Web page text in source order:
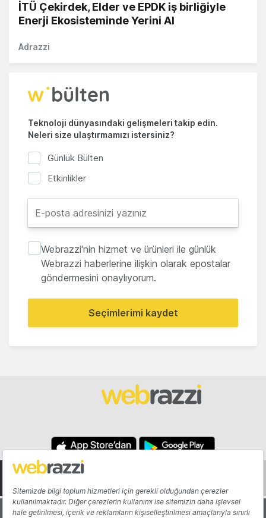
İTÜ Çekirdek, Elder ve EPDK iş birliğiyle
Enerji Ekosisteminde Yerini Al
Adrazzi
Teknoloji dünyasındaki gelişmeleri takip edin.
Neleri size ulaştırmamızı istersiniz?
Günlük Bülten
Etkinlikler
Webrazzi'nin hizmet ve ürünleri ile günlük
Webrazzi haberlerine ilişkin olarak epostalar
göndermesini onaylıyorum.
Seçimlerimi kaydet
Hakkında Yazarlar